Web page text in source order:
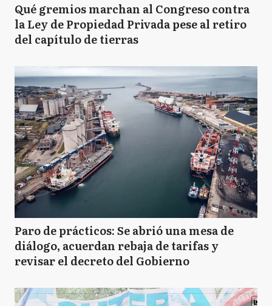
Qué gremios marchan al Congreso contra
la Ley de Propiedad Privada pese al retiro
del capítulo de tierras
Paro de prácticos: Se abrió una mesa de
diálogo, acuerdan rebaja de tarifas y
revisar el decreto del Gobierno